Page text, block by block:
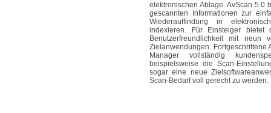
elektronischen Ablage. AvScan 5.0
gescannten Informationen zur
Wiederauffindung in
indexieren. Für Einsteiger bietet
Benutzerfreundlichkeit mit neun
Zielanwendungen. Fortgeschrittene
Manager vollständig
beispielsweise die Scan-
sogar eine neue
Scan-Bedarf voll gerecht zu werden.